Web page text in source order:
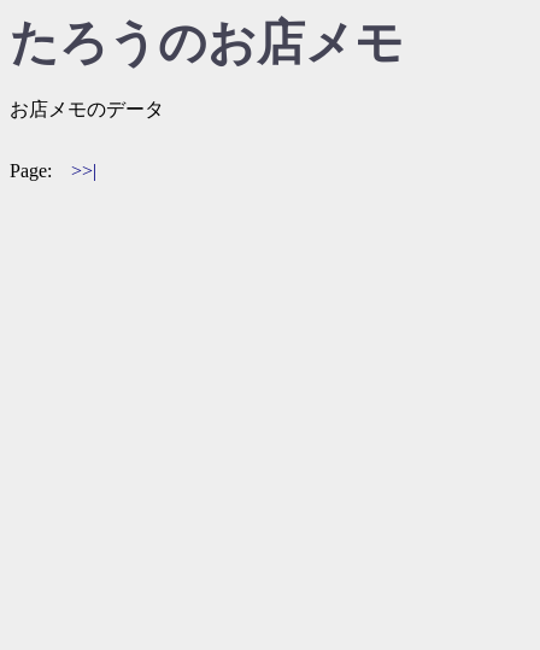
たろうのお店メモ
お店メモのデータ
Page: >>|